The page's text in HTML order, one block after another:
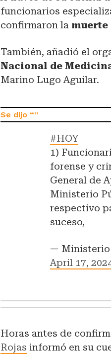
funcionarios
confirmaron la muerte
También, añadió el
Nacional de
Marino Lugo Aguilar.
#HOY
1)
forense y
General de
Ministerio
respectivo
suceso,
— Ministerio
April 17,
Horas antes de
Rojas informó en su